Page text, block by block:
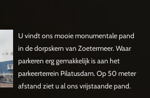
U vindt ons mooie monumentale pand
in de dorpskern van Zoetermeer. Waar
parkeren erg gemakkelijk is aan het
parkeerterrein Pilatusdam. Op 50 meter
afstand ziet u al ons vrijstaande pand.